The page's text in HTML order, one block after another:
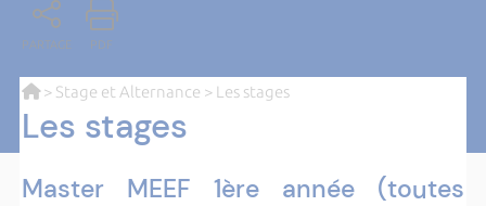
PARTAGE PDF
> Stage et Alternance > Les stages
Les stages
Master MEEF 1ère année (toutes